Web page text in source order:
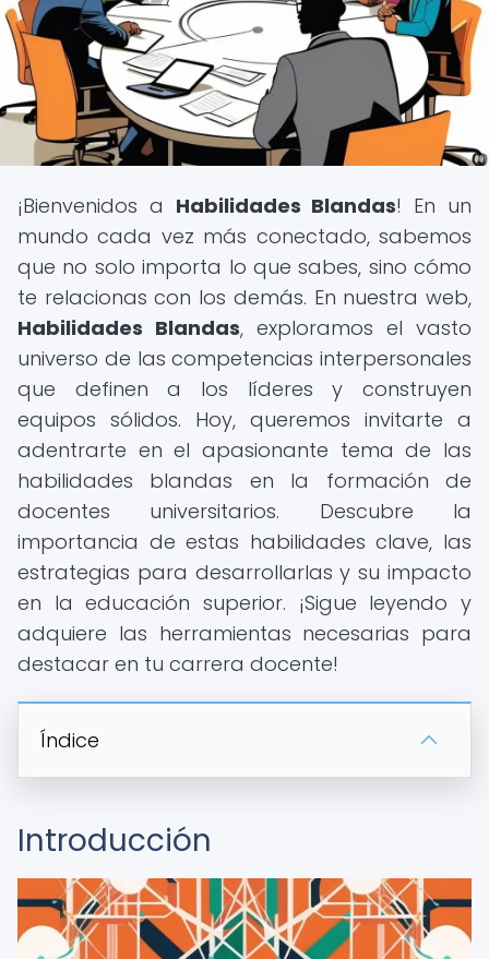
¡Bienvenidos a Habilidades Blandas! En un
mundo cada vez más conectado, sabemos
que no solo importa lo que sabes, sino cómo
te relacionas con los demás. En nuestra web,
Habilidades Blandas, exploramos el vasto
universo de las competencias interpersonales
que definen a los líderes y construyen
equipos sólidos. Hoy, queremos invitarte a
adentrarte en el apasionante tema de las
habilidades blandas en la formación de
docentes universitarios. Descubre la
importancia de estas habilidades clave, las
estrategias para desarrollarlas y su impacto
en la educación superior. ¡Sigue leyendo y
adquiere las herramientas necesarias para
destacar en tu carrera docente!
Índice
Introducción